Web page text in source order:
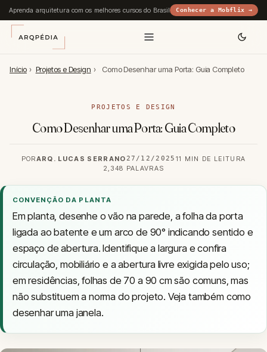
Aprenda arquitetura com os melhores cursos do Brasil Conhecer a Mobflix →
Início › Projetos e Design › Como Desenhar uma Porta: Guia Completo
PROJETOS E DESIGN
Como Desenhar uma Porta: Guia Completo
PORARQ. LUCAS SERRANO27/12/2025 11 MIN DE LEITURA
2,348 PALAVRAS
CONVENÇÃO DA PLANTA
Em planta, desenhe o vão na parede, a folha da porta
ligada ao batente e um arco de 90° indicando sentido e
espaço de abertura. Identifique a largura e confira
circulação, mobiliário e a abertura livre exigida pelo uso;
em residências, folhas de 70 a 90 cm são comuns, mas
não substituem a norma do projeto. Veja também como
desenhar uma janela.